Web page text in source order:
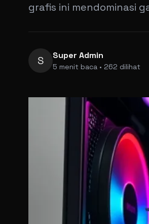
grafis ini mendominasi
S Super Admin
5 menit baca • 262 dilihat